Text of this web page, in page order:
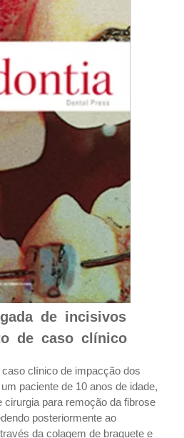
de incisivos
de caso clínico
clínico de impacção dos
paciente de 10 anos de idade,
cirurgia para remoção da fibrose
posteriormente ao
da colagem de braquete e